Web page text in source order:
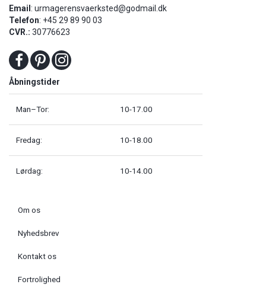
Email : urmagerensvaerksted@godmail.dk
Telefon: +45 29 89 90 03
CVR.: 30776623
Åbningstider
Man–Tor: 10-17.00
Fredag: 10-18.00
Lørdag: 10-14.00
Om os
Nyhedsbrev
Kontakt os
Fortrolighed